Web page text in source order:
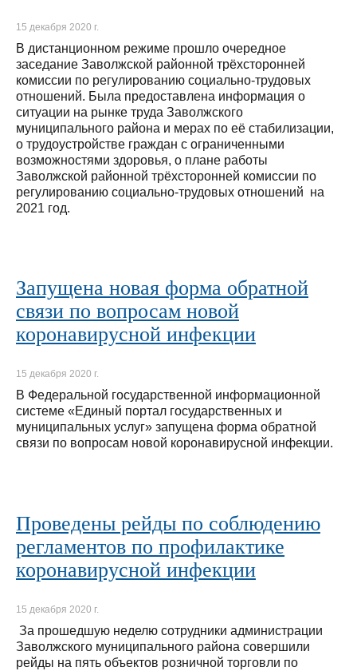
15 декабря 2020 г.
В дистанционном режиме прошло очередное
заседание Заволжской районной трёхсторонней
комиссии по регулированию социально-трудовых
отношений. Была предоставлена информация о
ситуации на рынке труда Заволжского
муниципального района и мерах по её стабилизации,
о трудоустройстве граждан с ограниченными
возможностями здоровья, о плане работы
Заволжской районной трёхсторонней комиссии по
регулированию социально-трудовых отношений на
2021 год.
Запущена новая форма обратной
связи по вопросам новой
коронавирусной инфекции
15 декабря 2020 г.
В Федеральной государственной информационной
системе «Единый портал государственных и
муниципальных услуг» запущена форма обратной
связи по вопросам новой коронавирусной инфекции.
Проведены рейды по соблюдению
регламентов по профилактике
коронавирусной инфекции
15 декабря 2020 г.
За прошедшую неделю сотрудники администрации
Заволжского муниципального района совершили
рейды на пять объектов розничной торговли по